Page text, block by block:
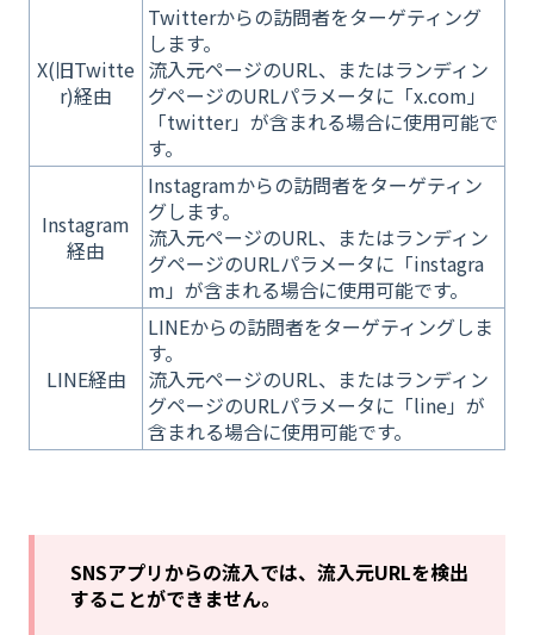
X(旧Twitte
r)経由
Twitterからの訪問者をターゲティング
します。
流入元ページのURL、またはランディン
グページのURLパラメータに「x.com」
「twitter」が含まれる場合に使用可能で
す。
Instagram
経由
Instagramからの訪問者をターゲティン
グします。
流入元ページのURL、またはランディン
グページのURLパラメータに「instagra
m」が含まれる場合に使用可能です。
LINE経由
LINEからの訪問者をターゲティングしま
す。
流入元ページのURL、またはランディン
グページのURLパラメータに「line」が
含まれる場合に使用可能です。
SNSアプリからの流入では、流入元URLを検出
することができません。